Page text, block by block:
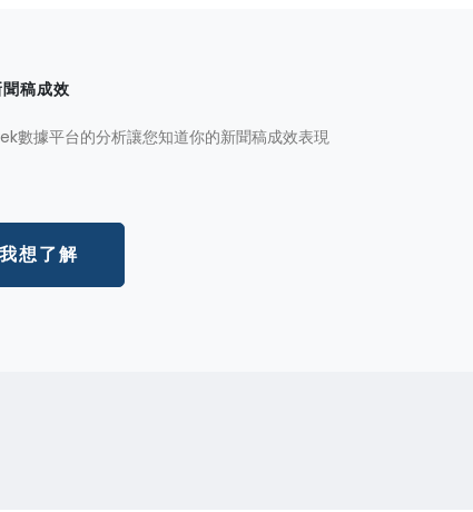
稿成效
數據平台的分析讓您知道你的新聞稿成效表現
我想了解